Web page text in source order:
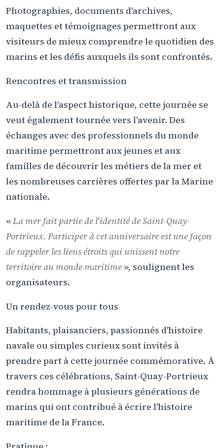
Photographies, documents d'archives,
maquettes et témoignages permettront aux
visiteurs de mieux comprendre le quotidien des
marins et les défis auxquels ils sont confrontés.
Rencontres et transmission
Au-delà de l'aspect historique, cette journée se
veut également tournée vers l'avenir. Des
échanges avec des professionnels du monde
maritime permettront aux jeunes et aux
familles de découvrir les métiers de la mer et
les nombreuses carrières offertes par la Marine
nationale.
«La mer fait partie de l'identité de Saint-Quay-
Portrieux. Participer à cet anniversaire est une façon
de rappeler les liens étroits qui unissent notre
territoire au monde maritime », soulignent les
organisateurs.
Un rendez-vous pour tous
Habitants, plaisanciers, passionnés d'histoire
navale ou simples curieux sont invités à
prendre part à cette journée commémorative. À
travers ces célébrations, Saint-Quay-Portrieux
rendra hommage à plusieurs générations de
marins qui ont contribué à écrire l'histoire
maritime de la France.